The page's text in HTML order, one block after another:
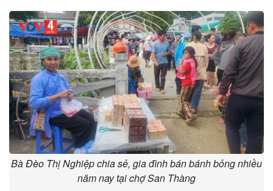
Bà Đèo Thị Nghiệp chia sẻ, gia đình bán bánh bỏng nhiều
năm nay tại chợ San Thàng